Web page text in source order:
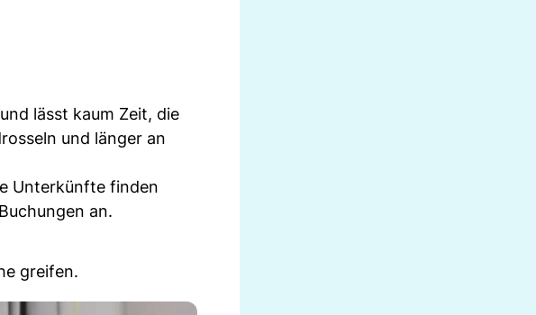
lässt kaum Zeit, die
und länger an
Unterkünfte finden
an.
greifen.